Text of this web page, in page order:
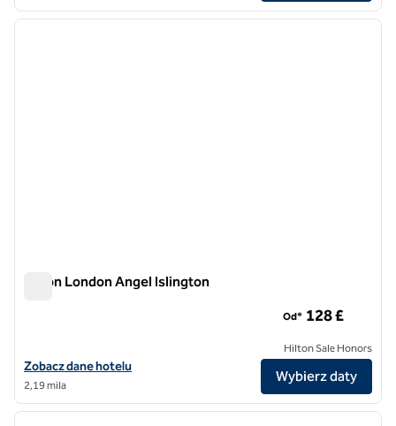
1/12
1 z 12
Hilton London Angel Islington
Zobacz szczegóły hotelu Hilton London Angel Islington
Zobacz dane hotelu
2,19 mila
Od* 128 £
Hilton Sale Honors
Wybierz daty